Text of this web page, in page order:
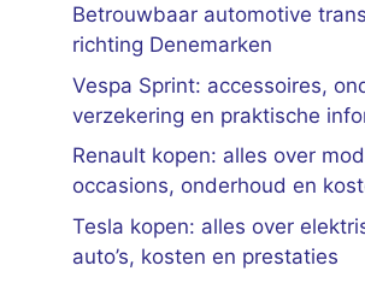
Betrouwbaar automotive
richting Denemarken
Vespa Sprint: accessoires,
verzekering en praktische
Renault kopen: alles over
occasions, onderhoud en
Tesla kopen: alles over
auto’s, kosten en prestaties